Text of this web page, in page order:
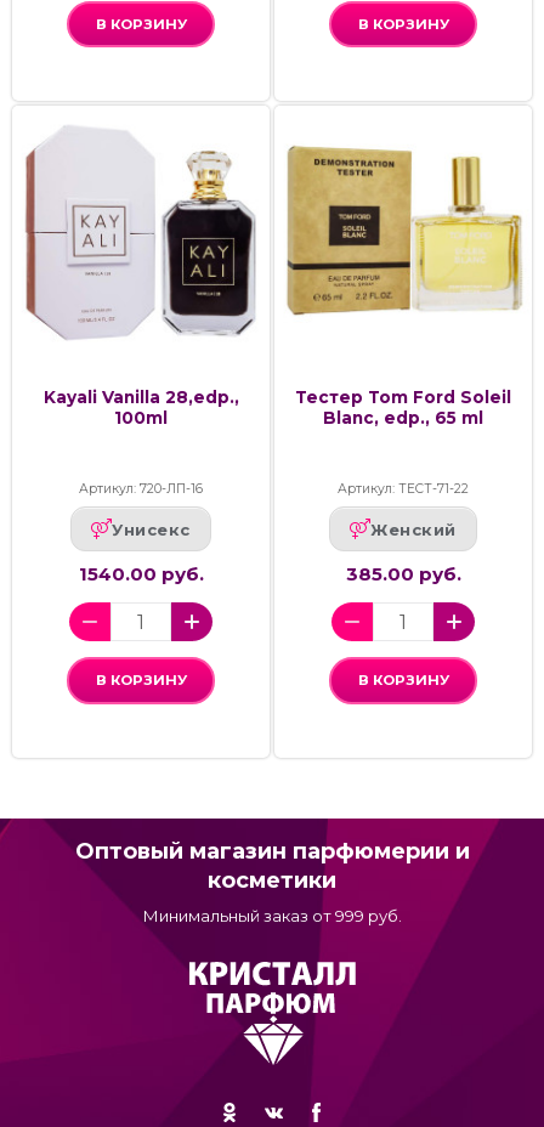
В КОРЗИНУ В КОРЗИНУ
Kayali Vanilla 28,edp.,
100ml
Артикул: 720-ЛП-16
Унисекс
1540.00 руб.
В КОРЗИНУ
Тестер Tom Ford Soleil
Blanc, edp., 65 ml
Артикул: ТЕСТ-71-22
Женский
385.00 руб.
В КОРЗИНУ
Оптовый магазин парфюмерии и
косметики
Минимальный заказ от 999 руб.